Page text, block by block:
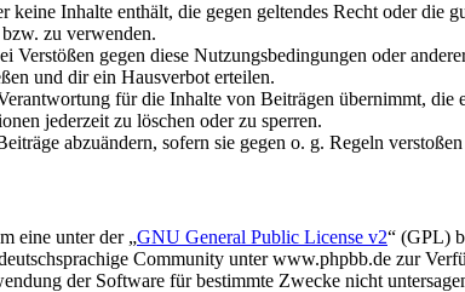
Inhalte enthält, die gegen geltendes Recht oder die
zu verwenden.
Verstößen gegen diese Nutzungsbedingungen oder
und dir ein Hausverbot erteilen.
für die Inhalte von Beiträgen übernimmt,
jederzeit zu löschen oder zu sperren.
abzuändern, sofern sie gegen o. g. Regeln
eine unter der „GNU General Public License v2“ (GPL)
Community unter www.phpbb.de zur
der Software für bestimmte Zwecke nicht